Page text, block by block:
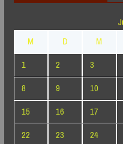
M
D M
1
2 3
8
9 10
15
16 17
22
23 24